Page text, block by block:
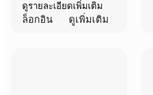
ดูรายละเอียดเพิ่มเติม
ล็อกอิน ดูเพิ่มเติม